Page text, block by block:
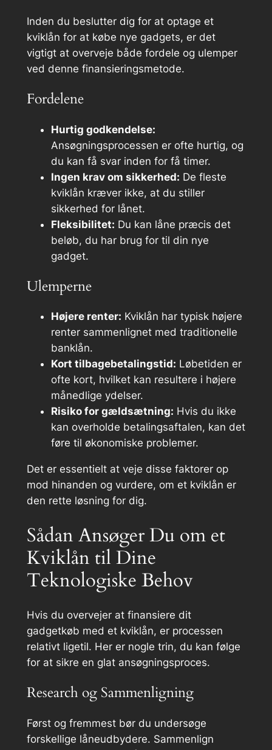
Inden du beslutter dig for at optage et
kviklån for at købe nye gadgets, er det
vigtigt at overveje både fordele og ulemper
ved denne finansieringsmetode.
Fordelene
Hurtig godkendelse:
Ansøgningsprocessen er ofte hurtig, og
du kan få svar inden for få timer.
Ingen krav om sikkerhed: De fleste
kviklån kræver ikke, at du stiller
sikkerhed for lånet.
Fleksibilitet: Du kan låne præcis det
beløb, du har brug for til din nye
gadget.
Ulemperne
Højere renter: Kviklån har typisk højere
renter sammenlignet med traditionelle
banklån.
Kort tilbagebetalingstid: Løbetiden er
ofte kort, hvilket kan resultere i højere
månedlige ydelser.
Risiko for gældsætning: Hvis du ikke
kan overholde betalingsaftalen, kan det
føre til økonomiske problemer.
Det er essentielt at veje disse faktorer op
mod hinanden og vurdere, om et kviklån er
den rette løsning for dig.
Sådan Ansøger Du om et
Kviklån til Dine
Teknologiske Behov
Hvis du overvejer at finansiere dit
gadgetkøb med et kviklån, er processen
relativt ligetil. Her er nogle trin, du kan følge
for at sikre en glat ansøgningsproces.
Research og Sammenligning
Først og fremmest bør du undersøge
forskellige låneudbydere. Sammenlign